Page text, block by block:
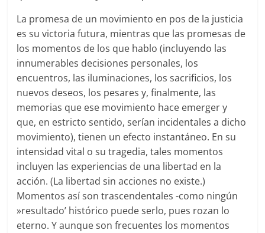
La promesa de un movimiento en pos de la justicia
es su victoria futura, mientras que las promesas de
los momentos de los que hablo (incluyendo las
innumerables decisiones personales, los
encuentros, las iluminaciones, los sacrificios, los
nuevos deseos, los pesares y, finalmente, las
memorias que ese movimiento hace emerger y
que, en estricto sentido, serían incidentales a dicho
movimiento), tienen un efecto instantáneo. En su
intensidad vital o su tragedia, tales momentos
incluyen las experiencias de una libertad en la
acción. (La libertad sin acciones no existe.)
Momentos así son trascendentales -como ningún
»resultado’ histórico puede serlo, pues rozan lo
eterno. Y aunque son frecuentes los momentos